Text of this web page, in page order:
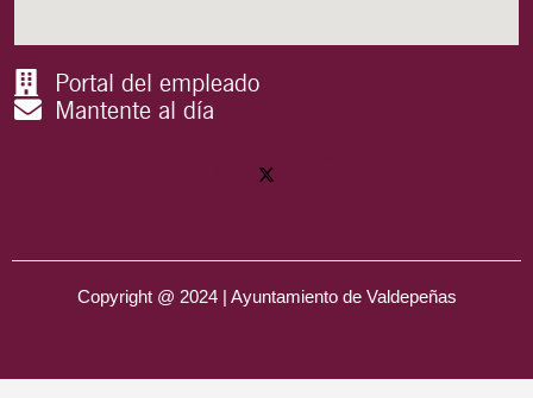
Portal del empleado
Mantente al día
Copyright @ 2024 | Ayuntamiento de Valdepeñas